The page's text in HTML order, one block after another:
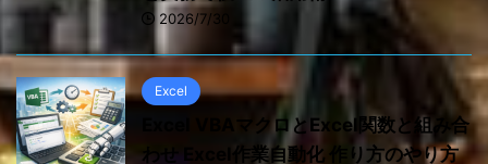
2026/7/30
Excel
Excel VBAマクロとExcel関数と組み合
わせ Excel作業自動化 作り方のやり方